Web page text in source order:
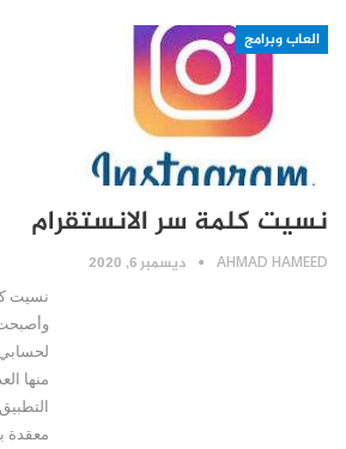
العاب وبرامج
نسيت كلمة سر الانستقرام
AHMAD HAMEED ديسمبر 6, 2020
نسيت
منها
معقدة